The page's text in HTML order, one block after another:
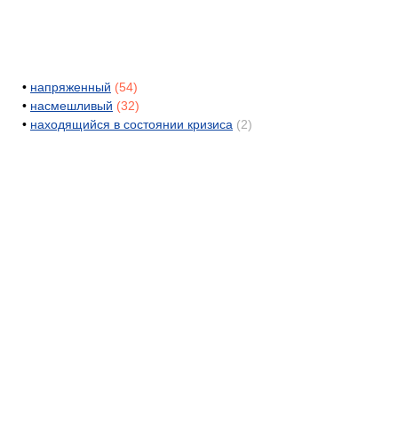
• напряженный (54)
• насмешливый (32)
• находящийся в состоянии кризиса (2)